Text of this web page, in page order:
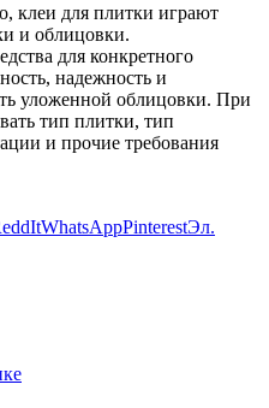
клеи для плитки играют
и облицовки.
для конкретного
надежность и
уложенной облицовки. При
тип плитки, тип
и прочие требования
WhatsAppPinterestЭл.